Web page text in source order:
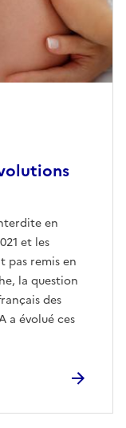
en
et les
pas remis en
la question
des
a évolué ces